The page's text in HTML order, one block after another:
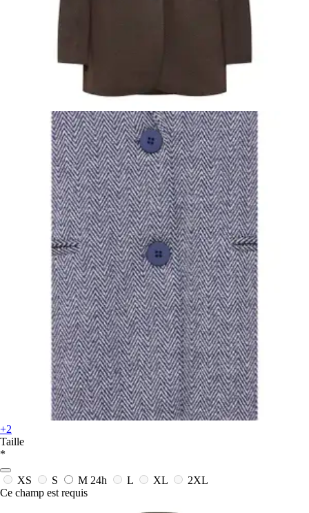
+2
Taille
*
XS S M 24h L XL
2XL
Ce champ est requis